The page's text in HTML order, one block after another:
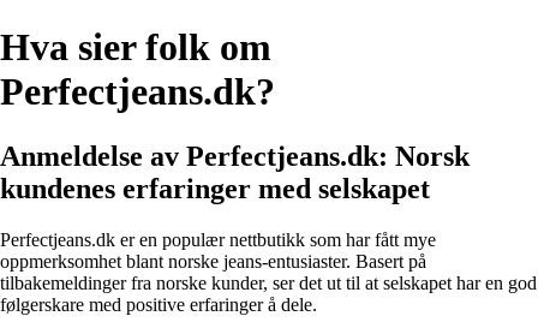
Hva sier folk om
Perfectjeans.dk?
Anmeldelse av Perfectjeans.dk: Norsk
kundenes erfaringer med selskapet
Perfectjeans.dk er en populær nettbutikk som har fått mye
oppmerksomhet blant norske jeans-entusiaster. Basert på
tilbakemeldinger fra norske kunder, ser det ut til at selskapet har en god
følgerskare med positive erfaringer å dele.